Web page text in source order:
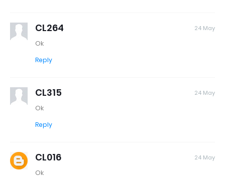
CL264 24 May
Ok
Reply
CL315 24 May
Ok
Reply
CL016 24 May
Ok